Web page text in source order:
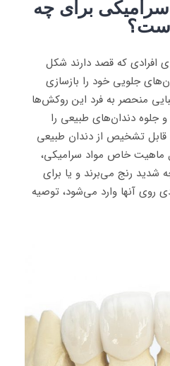
برای چه
افرادی که قصد دارند شکل
جلویی خود را بازسازی
منحصر به فرد این روکش‌ها
دندان‌های طبیعی را
قابل تشخیص از دندان طبیعی
ماهیت خاص مواد سرامیکی،
شدید رنج می‌برند و یا برای
روی آنها وارد می‌شود، توصیه